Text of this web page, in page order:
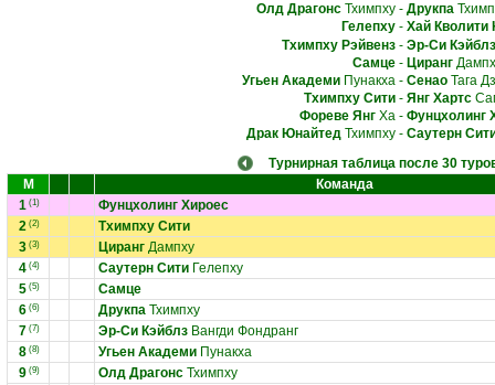
Олд ДрагонсТхимпху- Друкпа
Гелепху- Хай Кволити
Тхимпху Рэйвенз- Эр-Си Кэйблз
Самце- Циранг
Угьен АкадемиПунакха- СенаоТага
Тхимпху Сити- Янг Хартс
Фореве ЯнгХа- Фунцхолинг
Драк ЮнайтедТхимпху- Саутерн
Турнирная таблица после 30
М
Команда
1 (1)
Фунцхолинг Хироес
2 (2)
Тхимпху Сити
3 (3) Циранг Дампху
4 (4) Саутерн Сити Гелепху
5 (5)
Самце
6 (6) Друкпа Тхимпху
7 (7) Эр-Си Кэйблз Вангди Фондранг
8 (8) Угьен Академи Пунакха
9 (9) Олд Драгонс Тхимпху